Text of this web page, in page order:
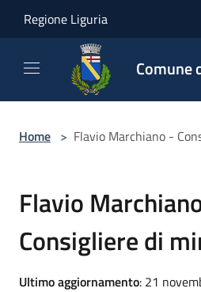
Regione Liguria
Comune
Home > Flavio Marchiano -
Flavio
Consigliere di
Ultimo aggiornamento: 21